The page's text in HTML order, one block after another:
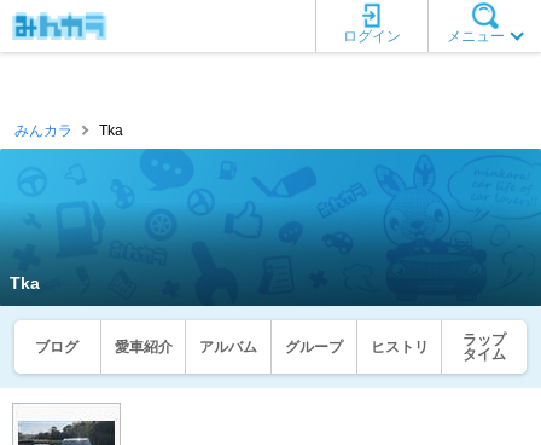
メニュー
ログイン
みんカラ Tka
Tka
ブログ 愛車紹介 アルバム グループ ヒストリ
ラップ
タイム